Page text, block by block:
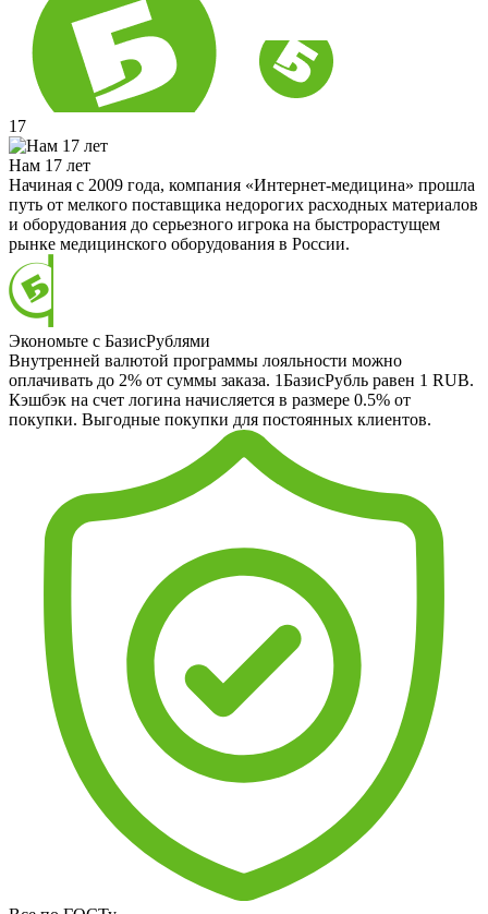
17
Нам 17 лет
Начиная с 2009 года, компания «Интернет-медицина» прошла
путь от мелкого поставщика недорогих расходных материалов
и оборудования до серьезного игрока на быстрорастущем
рынке медицинского оборудования в России.
Экономьте с БазисРублями
Внутренней валютой программы лояльности можно
оплачивать до 2% от суммы заказа. 1БазисРубль равен 1 RUB.
Кэшбэк на счет логина начисляется в размере 0.5% от
покупки. Выгодные покупки для постоянных клиентов.